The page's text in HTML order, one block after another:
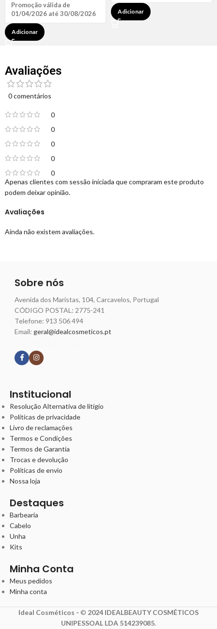
Promoção válida de
01/04/2026 até 30/08/2026
Adicionar
Adicionar
Avaliações
0 comentários
0
0
0
0
0
Avaliações
Ainda não existem avaliações.
Apenas clientes com sessão iniciada que compraram este produto
podem deixar opinião.
Sobre nós
Avenida dos Maristas, 104, Carcavelos, Portugal
CÓDIGO POSTAL: 2775-241
Telefone: 913 506 494
Email: geral@idealcosmeticos.pt
Institucional
Resolução Alternativa de litígio
Políticas de privacidade
Livro de reclamações
Termos e Condições
Termos de Garantia
Trocas e devolução
Políticas de envio
Nossa loja
Destaques
Barbearia
Cabelo
Unha
Kits
Minha Conta
Meus pedidos
Minha conta
Ideal Cosméticos - © 2024 IDEALBEAUTY COSMÉTICOS
UNIPESSOAL LDA 514239085.